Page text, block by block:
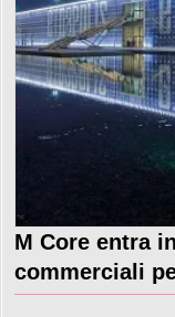
M Core entra
commerciali